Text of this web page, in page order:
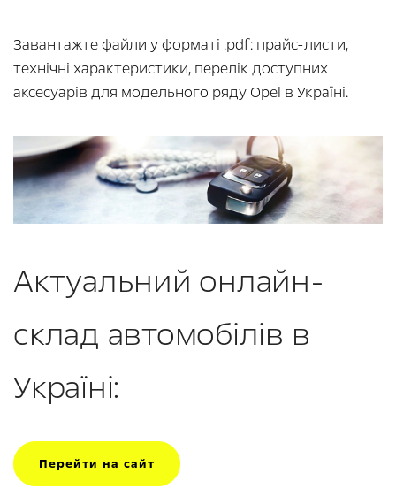
Завантажте файли у форматі .pdf: прайс-листи,
технічні характеристики, перелік доступних
аксесуарів для модельного ряду Opel в Україні.
Актуальний онлайн-
склад автомобілів в
Україні:
Перейти на сайт